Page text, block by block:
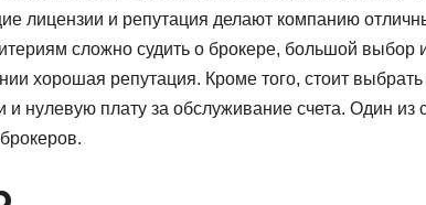
лицензии и репутация делают компанию
сложно судить о брокере, большой выбор
хорошая репутация. Кроме того, стоит выбрать
и нулевую плату за обслуживание счета. Один из